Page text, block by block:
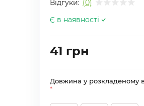
Відгуки: (0)
Є в наявності
41 грн
Довжина у розкладеному
*